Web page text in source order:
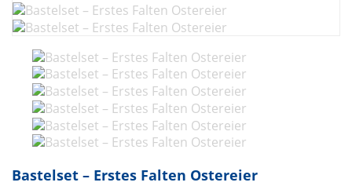
Bastelset – Erstes Falten Ostereier